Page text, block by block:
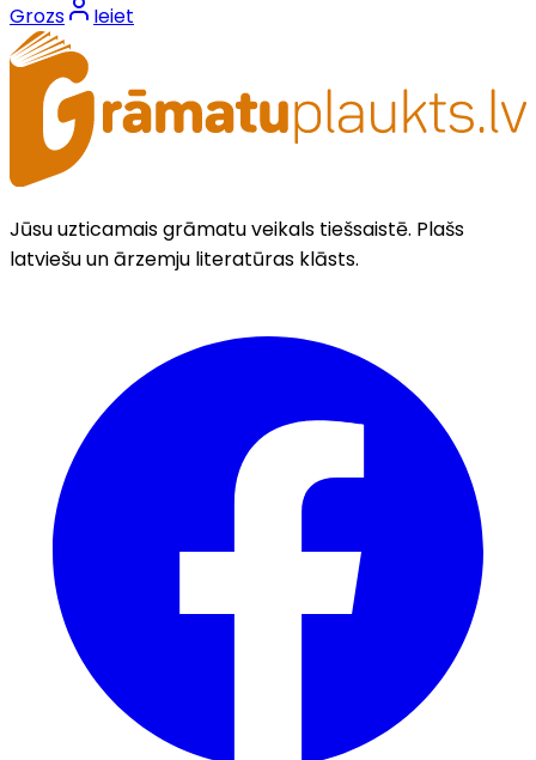
Grozs Ieiet
Jūsu uzticamais grāmatu veikals tiešsaistē. Plašs
latviešu un ārzemju literatūras klāsts.